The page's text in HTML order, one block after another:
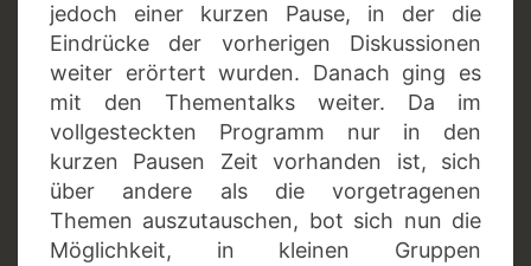
jedoch einer kurzen Pause, in der die
Eindrücke der vorherigen Diskussionen
weiter erörtert wurden. Danach ging es
mit den Thementalks weiter. Da im
vollgesteckten Programm nur in den
kurzen Pausen Zeit vorhanden ist, sich
über andere als die vorgetragenen
Themen auszutauschen, bot sich nun die
Möglichkeit, in kleinen Gruppen